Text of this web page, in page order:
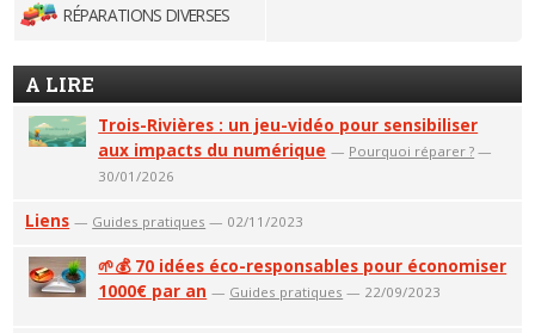
RÉPARATIONS DIVERSES
A LIRE
Trois-Rivières : un jeu-vidéo pour sensibiliser
aux impacts du numérique — Pourquoi réparer ? —
30/01/2026
Liens — Guides pratiques — 02/11/2023
🌱💰 70 idées éco-responsables pour économiser
1000€ par an — Guides pratiques — 22/09/2023